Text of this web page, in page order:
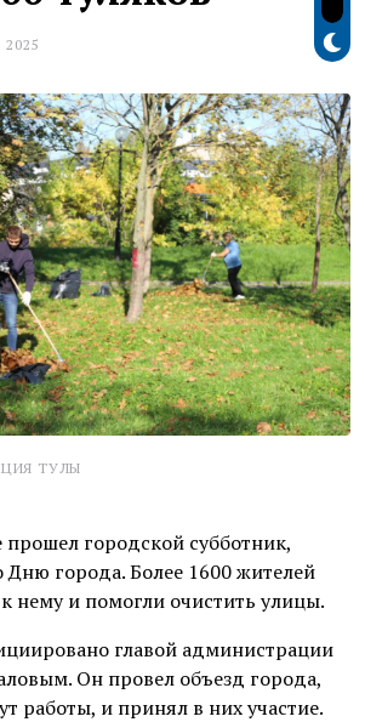
ТУЛЫ
прошел городской субботник,
города. Более 1600 жителей
нему и помогли очистить улицы.
главой администрации
Он провел объезд города,
работы, и принял в них участие.